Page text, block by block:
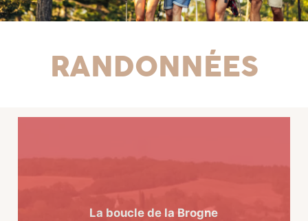
Randonnées
La boucle de la Brogne